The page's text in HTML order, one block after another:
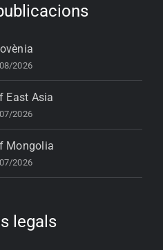
2026
East Asia
2026
Mongolia
2026
legals